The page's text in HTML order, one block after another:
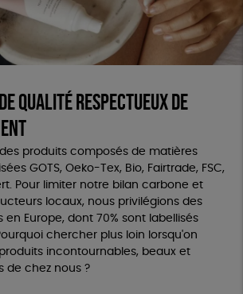
qualité respectueux de
produits composés de matières
GOTS, Oeko-Tex, Bio, Fairtrade, FSC,
Pour limiter notre bilan carbone et
locaux, nous privilégions des
en Europe, dont 70% sont labellisés
chercher plus loin lorsqu'on
incontournables, beaux et
de chez nous ?